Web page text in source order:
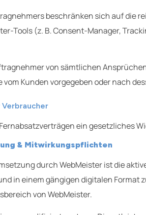
beschränken sich auf die
Tools (z. B. Consent-Manager,
von sämtlichen
vom Kunden vorgegeben oder nach
ein gesetzliches
& Mitwirkungspflichten
durch WebMeister ist die
in einem gängigen digitalen Format
von WebMeister.